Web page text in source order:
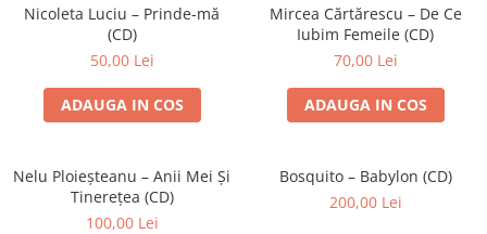
Viniluri Românești
Colecția Electrecord
Nicoleta Luciu – Prinde-mă
(CD)
50,00 Lei
ADAUGA IN COS
Mircea Cărtărescu – De Ce
Iubim Femeile (CD)
70,00 Lei
ADAUGA IN COS
Nelu Ploieșteanu – Anii Mei Și
Tinerețea (CD)
100,00 Lei
Bosquito – Babylon (CD)
200,00 Lei